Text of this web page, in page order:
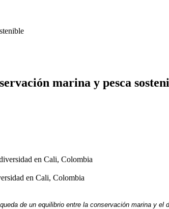
marina y pesca
en Cali, Colombia
de un equilibrio entre la conservación marina y